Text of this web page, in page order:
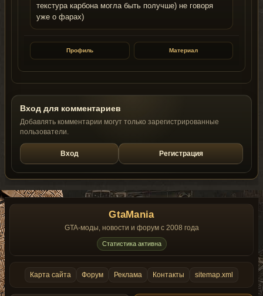
текстура карбона могла быть получше) не говоря
уже о фарах)
Профиль Материал
Вход для комментариев
Добавлять комментарии могут только зарегистрированные
пользователи.
Вход Регистрация
GtaMania
GTA-моды, новости и форум с 2008 года
Статистика активна
Карта сайта Форум Реклама Контакты sitemap.xml